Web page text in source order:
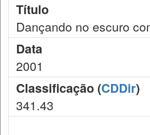
Título
Dançando no escuro
Data
2001
Classificação (CDDir)
341.43